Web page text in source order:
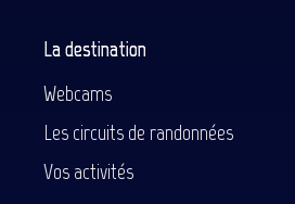
La destination
Webcams
Les circuits de randonnées
Vos activités